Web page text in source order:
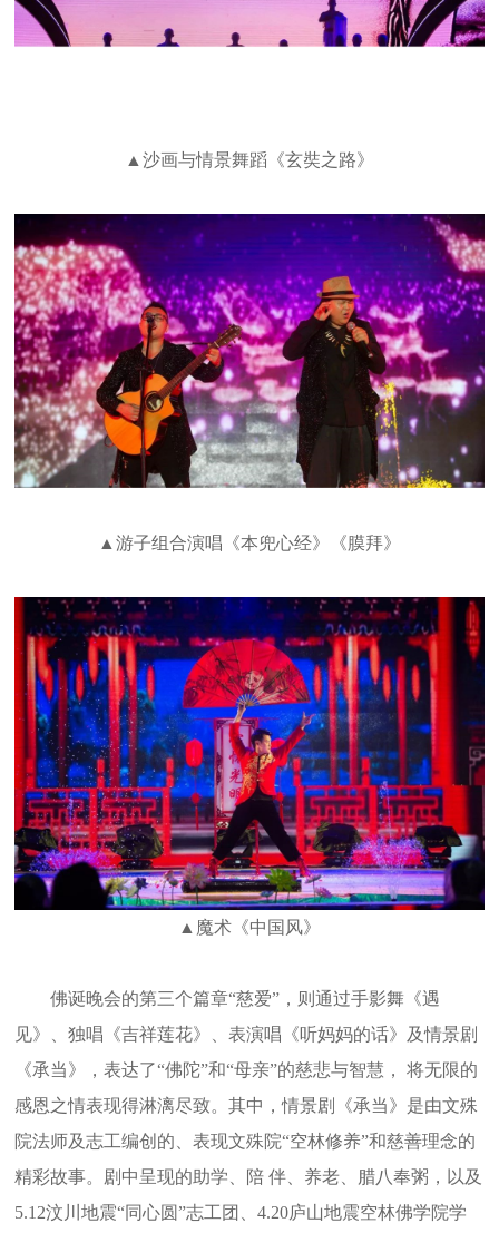
▲沙画与情景舞蹈《玄奘之路》
▲游子组合演唱《本兜心经》《膜拜》
▲魔术《中国风》
佛诞晚会的第三个篇章“慈爱”，则通过手影舞《遇
见》、独唱《吉祥莲花》、表演唱《听妈妈的话》及情景剧
《承当》，表达了“佛陀”和“母亲”的慈悲与智慧， 将无限的
感恩之情表现得淋漓尽致。其中，情景剧《承当》是由文殊
院法师及志工编创的、表现文殊院“空林修养”和慈善理念的
精彩故事。剧中呈现的助学、陪 伴、养老、腊八奉粥，以及
5.12汶川地震“同心圆”志工团、4.20庐山地震空林佛学院学